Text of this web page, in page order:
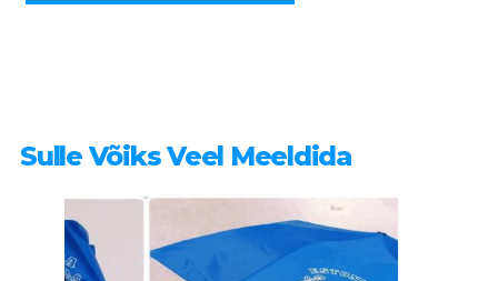
Sulle Võiks Veel Meeldida